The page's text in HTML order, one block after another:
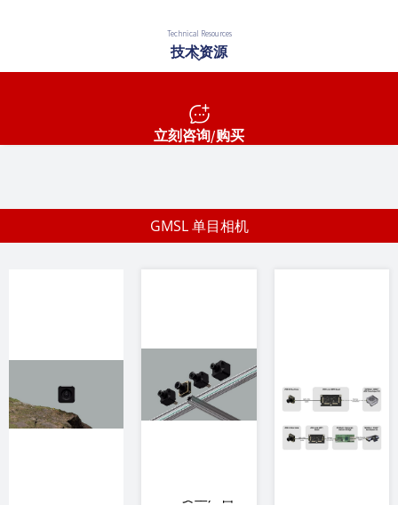
Technical Resources
技术资源
立刻咨询/购买
GMSL 单目相机
全局快
门，
GMSL2接
口，多种S
比ZED X
One GS小
且轻
35%，性